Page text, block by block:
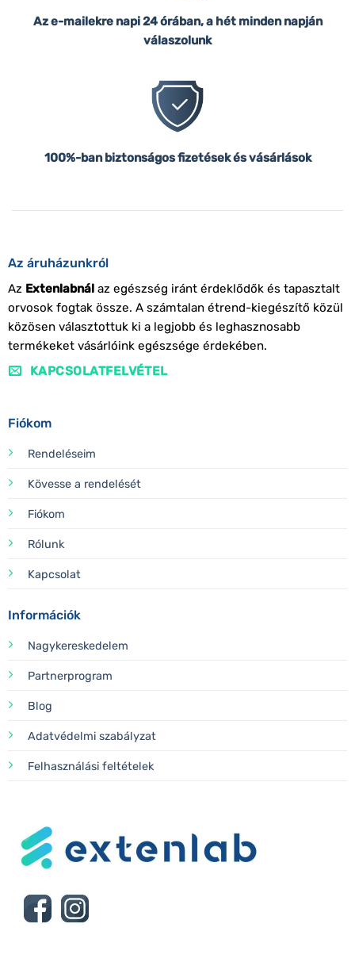
Az e-mailekre napi 24 órában, a hét minden napján
válaszolunk
100%-ban biztonságos fizetések és vásárlások
Az áruházunkról
Az Extenlabnálaz egészség iránt érdeklődők és tapasztalt
orvosok fogtak össze. A számtalan étrend-kiegészítő közül
közösen választottuk ki a legjobb és leghasznosabb
termékeket vásárlóink egészsége érdekében.
KAPCSOLATFELVÉTEL
Fiókom
Rendeléseim
Kövesse a rendelését
Fiókom
Rólunk
Kapcsolat
Információk
Nagykereskedelem
Partnerprogram
Blog
Adatvédelmi szabályzat
Felhasználási feltételek